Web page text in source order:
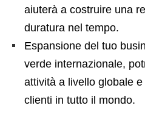
aiuterà a costruire una
duratura nel tempo.
Espansione del tuo
verde internazionale,
attività a livello globale
clienti in tutto il mondo.